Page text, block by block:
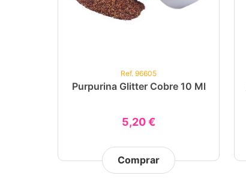
Ref. 96605
Purpurina Glitter Cobre 10 Ml
5,20 €
Comprar